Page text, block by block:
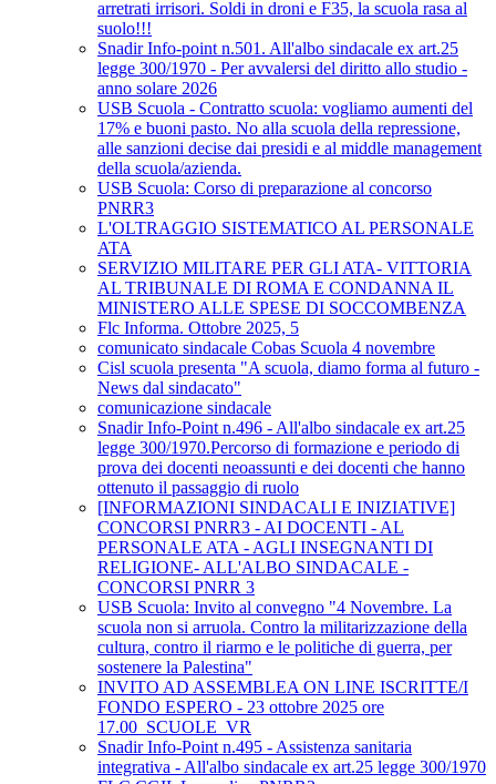
arretrati irrisori. Soldi in droni e F35, la scuola rasa al
suolo!!!
Snadir Info-point n.501. All'albo sindacale ex art.25
legge 300/1970 - Per avvalersi del diritto allo studio -
anno solare 2026
USB Scuola - Contratto scuola: vogliamo aumenti del
17% e buoni pasto. No alla scuola della repressione,
alle sanzioni decise dai presidi e al middle management
della scuola/azienda.
USB Scuola: Corso di preparazione al concorso
PNRR3
L'OLTRAGGIO SISTEMATICO AL PERSONALE
ATA
SERVIZIO MILITARE PER GLI ATA- VITTORIA
AL TRIBUNALE DI ROMA E CONDANNA IL
MINISTERO ALLE SPESE DI SOCCOMBENZA
Flc Informa. Ottobre 2025, 5
comunicato sindacale Cobas Scuola 4 novembre
Cisl scuola presenta "A scuola, diamo forma al futuro -
News dal sindacato"
comunicazione sindacale
Snadir Info-Point n.496 - All'albo sindacale ex art.25
legge 300/1970.Percorso di formazione e periodo di
prova dei docenti neoassunti e dei docenti che hanno
ottenuto il passaggio di ruolo
[INFORMAZIONI SINDACALI E INIZIATIVE]
CONCORSI PNRR3 - AI DOCENTI - AL
PERSONALE ATA - AGLI INSEGNANTI DI
RELIGIONE- ALL'ALBO SINDACALE -
CONCORSI PNRR 3
USB Scuola: Invito al convegno "4 Novembre. La
scuola non si arruola. Contro la militarizzazione della
cultura, contro il riarmo e le politiche di guerra, per
sostenere la Palestina"
INVITO AD ASSEMBLEA ON LINE ISCRITTE/I
FONDO ESPERO - 23 ottobre 2025 ore
17.00_SCUOLE_VR
Snadir Info-Point n.495 - Assistenza sanitaria
integrativa - All'albo sindacale ex art.25 legge 300/1970